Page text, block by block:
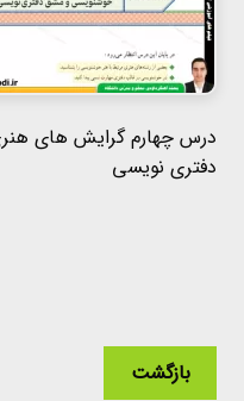
درس چهارم گرایش های
دفتری نویسی
بازگشت